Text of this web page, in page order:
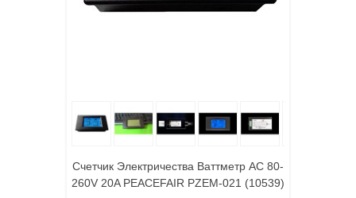
Счетчик Электричества Ваттметр AC 80-
260V 20A PEACEFAIR PZEM-021 (10539)